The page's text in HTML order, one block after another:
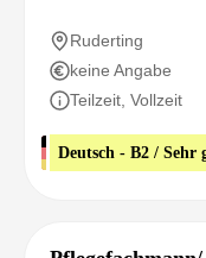
Ruderting
keine Angabe
Teilzeit, Vollzeit
Deutsch - B2 / Sehr